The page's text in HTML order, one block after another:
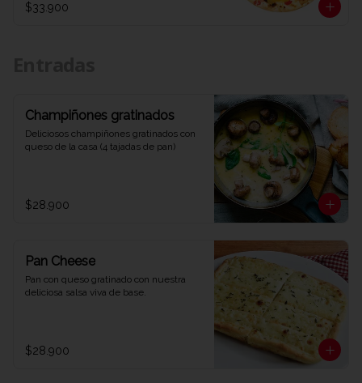
$33.900
Champiñones gratinados
Deliciosos champiñones gratinados con
queso de la casa (4 tajadas de pan)
$28.900
Pan Cheese
Pan con queso gratinado con nuestra
deliciosa salsa viva de base.
$28.900